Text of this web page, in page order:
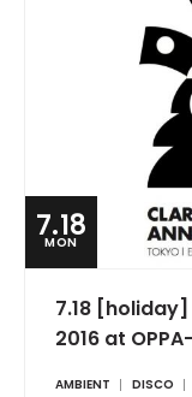
7.18
MON
7.18
2016 at
AMBIENT DISCO